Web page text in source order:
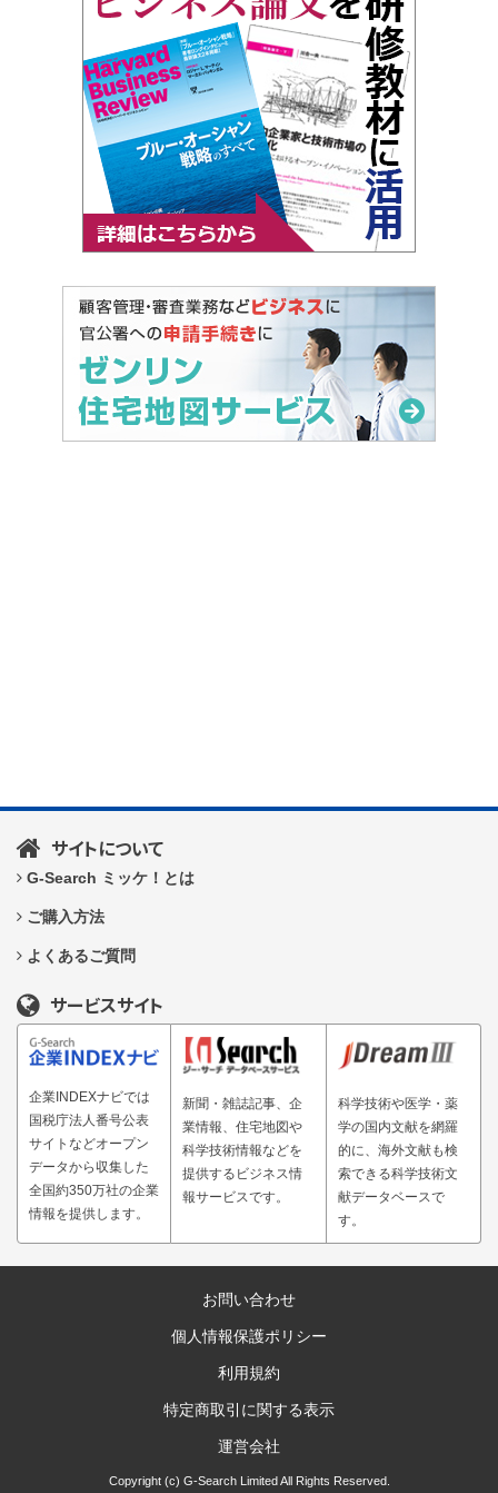
サイトについて
G-Search ミッケ！とは
ご購入方法
よくあるご質問
サービスサイト
企業INDEXナビでは
国税庁法人番号公表
サイトなどオープン
データから収集した
全国約350万社の企業
情報を提供します。
新聞・雑誌記事、企
業情報、住宅地図や
科学技術情報などを
提供するビジネス情
報サービスです。
科学技術や医学・薬
学の国内文献を網羅
的に、海外文献も検
索できる科学技術文
献データベースで
す。
お問い合わせ
個人情報保護ポリシー
利用規約
特定商取引に関する表示
運営会社
Copyright (c) G-Search Limited All Rights Reserved.